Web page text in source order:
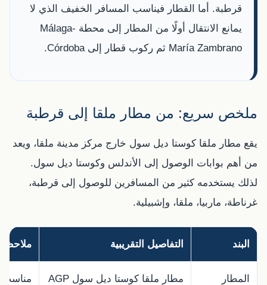
قرطبة. أما القطار فيناسب المسافر الخفيف الذي لا
يمانع الانتقال أولًا من المطار إلى محطة Málaga-
María Zambrano ثم ركوب قطار إلى Córdoba.
ملخص سريع: من مطار ملقا إلى قرطبة
يقع مطار ملقا كوستا ديل سول خارج مركز مدينة ملقا، ويعد
من أهم بوابات الوصول إلى الأندلس وكوستا ديل سول.
لذلك يستخدمه كثير من المسافرين للوصول إلى قرطبة،
غرناطة، ماربيا، ملقا، وإشبيلية.
البند التفاصيل التقريبية
المطار مطار ملقا كوستا ديل سول AGP
مناسب